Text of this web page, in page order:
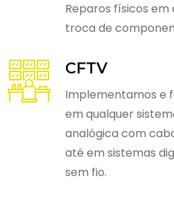
Reparos físicos
troca de
CFTV
Implementamos e
em qualquer
analógica com
até em sistemas
sem fio.